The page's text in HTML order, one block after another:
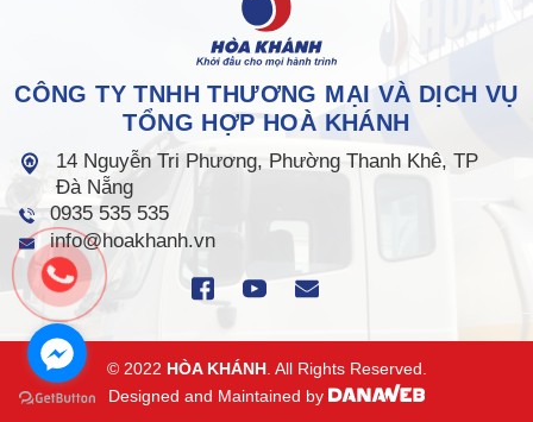
CÔNG TY TNHH THƯƠNG MẠI VÀ DỊCH VỤ
TỔNG HỢP HOÀ KHÁNH
14 Nguyễn Tri Phương, Phường Thanh Khê, TP
Đà Nẵng
0935 535 535
info@hoakhanh.vn
© 2022 HÒA KHÁNH. All Rights Reserved.
Designed and Maintained by